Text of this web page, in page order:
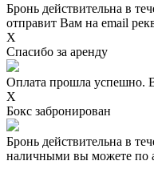
Бронь действительна в
отправит Вам на email
X
Спасибо за аренду
Оплата прошла успешно.
X
Бокс забронирован
Бронь действительна в
наличными вы можете по